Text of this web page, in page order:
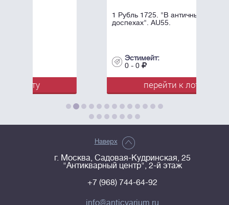
1 Рубль 1725. "В античных
доспехах". AU55.
перейти к лоту
Наверх
г. Москва, Садовая-Кудринская, 25
"Антикварный центр", 2-й этаж
+7 (968) 744-64-92
info@anticvarium.ru